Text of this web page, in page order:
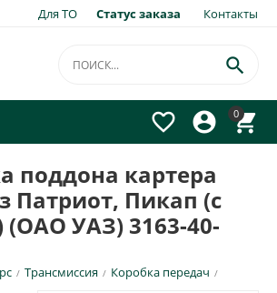
Для ТО Статус заказа Контакты
0




поддона картера
Патриот, Пикап (с
(ОАО УАЗ) 3163-40-
/ Трансмиссия / Коробка передач /
×
картера АКПП / Уаз Патриот, Пикап (с
3163-40-1701021
письмом
SMS уведомления